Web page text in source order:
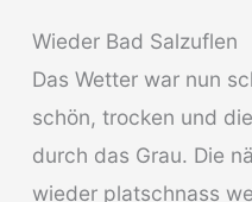
Wieder Bad Salzuflen
Das Wetter war nun
schön, trocken und
durch das Grau. Die
wieder platschnass